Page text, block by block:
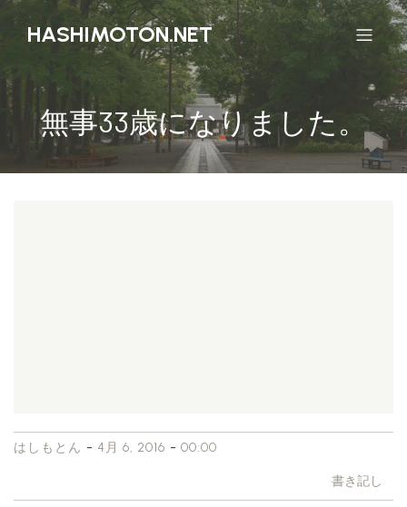
HASHIMOTON.NET
無事33歳になりました。
はしもとん - 4月 6, 2016 - 00:00
書き記し